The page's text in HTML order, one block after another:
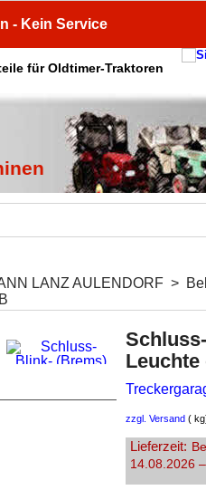
- Kein Service
für Oldtimer-Traktoren
LANZ AULENDORF >
zzgl. Versand kg
Lieferzeit:
14.08.2026